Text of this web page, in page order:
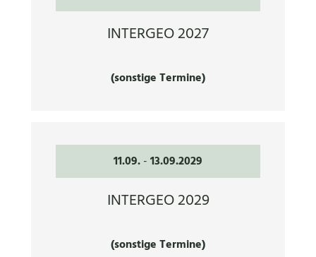
INTERGEO 2027
(sonstige Termine)
11.09.-13.09.2029
INTERGEO 2029
(sonstige Termine)